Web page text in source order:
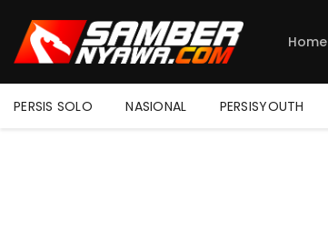
Home
PERSIS SOLO NASIONAL PERSISYOUTH